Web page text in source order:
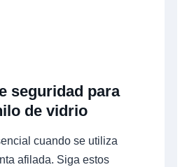
seguridad para
de vidrio
cuando se utiliza
afilada. Siga estos